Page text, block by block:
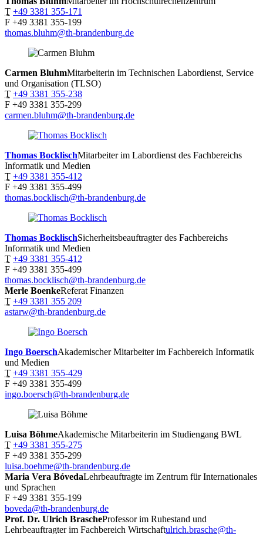
T +49 3381 355-171
F +49 3381 355-199
thomas.bluhm@th-brandenburg.de
Carmen BluhmMitarbeiterin im Technischen Labordienst, Service
und Organisation (TLSO)
T +49 3381 355-238
F +49 3381 355-299
carmen.bluhm@th-brandenburg.de
Thomas BocklischMitarbeiter im Labordienst des Fachbereichs
Informatik und Medien
T +49 3381 355-412
F +49 3381 355-499
thomas.bocklisch@th-brandenburg.de
Thomas BocklischSicherheitsbeauftragter des Fachbereichs
Informatik und Medien
T +49 3381 355-412
F +49 3381 355-499
thomas.bocklisch@th-brandenburg.de
Merle BoenkeReferat Finanzen
T +49 3381 355 209
astarw@th-brandenburg.de
Ingo BoerschAkademischer Mitarbeiter im Fachbereich Informatik
und Medien
T +49 3381 355-429
F +49 3381 355-499
ingo.boersch@th-brandenburg.de
Luisa BöhmeAkademische Mitarbeiterin im Studiengang BWL
T +49 3381 355-275
F +49 3381 355-299
luisa.boehme@th-brandenburg.de
Maria Vera BóvedaLehrbeauftragte im Zentrum für Internationales
und Sprachen
F +49 3381 355-199
boveda@th-brandenburg.de
Prof. Dr. Ulrich BrascheProfessor im Ruhestand und
Lehrbeauftragter im Fachbereich Wirtschaftulrich.brasche@th-